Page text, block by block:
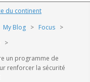
du continent
My Blog > Focus >
>
un programme de
renforcer la sécurité